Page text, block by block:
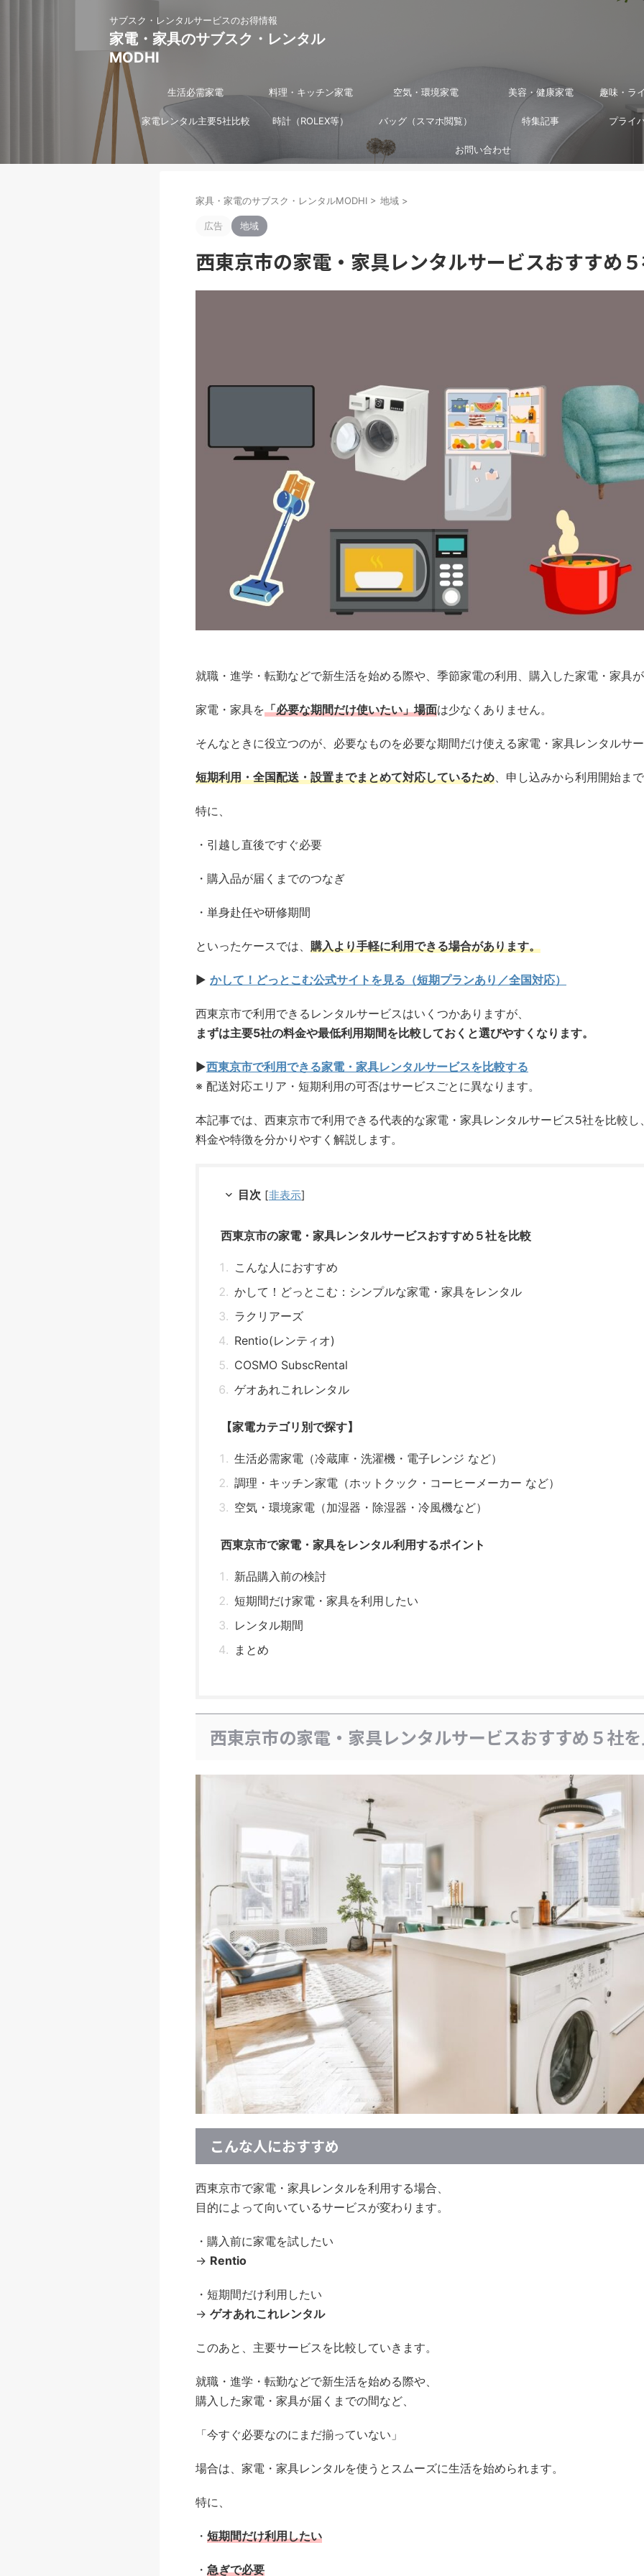
サブスク・レンタルサービスのお得情報
家電・家具のサブスク・レンタル
MODHI
生活必需家電 料理・キッチン家電 空気・環境家電 美容・健康家電 趣味・ラ
家電レンタル主要5社比較 時計（ROLEX等） バッグ（スマホ閲覧） 特集記事 プライ
お問い合わせ
家具・家電のサブスク・レンタルMODHI > 地域 >
広告 地域
西東京市の家電・家具レンタルサービスおすすめ
就職・進学・転勤などで新生活を始める際や、季節家電の利用、購入した家電・家具
家電・家具を「必要な期間だけ使いたい」場面は少なくありません。
そんなときに役立つのが、必要なものを必要な期間だけ使える家電・家具レンタルサ
短期利用・全国配送・設置までまとめて対応しているため 、申し込みから利用開始ま
特に、
・引越し直後ですぐ必要
・購入品が届くまでのつなぎ
・単身赴任や研修期間
といったケースでは、 購入より手軽に利用できる場合があります。
▶ かして！どっとこむ公式サイトを見る（短期プランあり／全国対応）
西東京市で利用できるレンタルサービスはいくつかありますが、
まずは主要5社の料金や最低利用期間を比較しておくと選びやすくなります。
▶西東京市で利用できる家電・家具レンタルサービスを比較する
※ 配送対応エリア・短期利用の可否はサービスごとに異なります。
本記事では、西東京市で利用できる代表的な家電・家具レンタルサービス5社を比較し
料金や特徴を分かりやすく解説します。
目次 [非表示]
西東京市の家電・家具レンタルサービスおすすめ５社を比較
こんな人におすすめ
かして！どっとこむ：シンプルな家電・家具をレンタル
ラクリアーズ
Rentio(レンティオ)
COSMO SubscRental
ゲオあれこれレンタル
【家電カテゴリ別で探す】
生活必需家電（冷蔵庫・洗濯機・電子レンジ など）
調理・キッチン家電（ホットクック・コーヒーメーカー など）
空気・環境家電（加湿器・除湿器・冷風機など）
西東京市で家電・家具をレンタル利用するポイント
新品購入前の検討
短期間だけ家電・家具を利用したい
レンタル期間
まとめ
西東京市の家電・家具レンタルサービスおすすめ５社
こんな人におすすめ
西東京市で家電・家具レンタルを利用する場合、
目的によって向いているサービスが変わります。
・購入前に家電を試したい
→ Rentio
・短期間だけ利用したい
→ ゲオあれこれレンタル
このあと、主要サービスを比較していきます。
就職・進学・転勤などで新生活を始める際や、
購入した家電・家具が届くまでの間など、
「今すぐ必要なのにまだ揃っていない」
場合は、家電・家具レンタルを使うとスムーズに生活を始められます。
特に、
・ 短期間だけ利用したい
・ 急ぎで必要